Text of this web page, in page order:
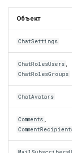
Объект
ChatSettings
ChatRolesUsers ,
ChatRolesGroups
ChatAvatars
Comments ,